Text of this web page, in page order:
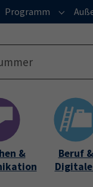
Programm
&
Beruf &